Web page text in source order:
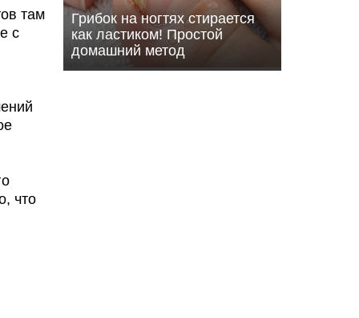
там
с
что
Грибок на ногтях стирается
как ластиком! Простой
домашний метод